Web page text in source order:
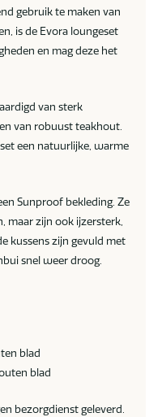
gebruik te maken van
is de Evora loungeset
en mag deze het
van sterk
van robuust teakhout.
een natuurlijke, warme
Sunproof bekleding. Ze
maar zijn ook ijzersterk,
kussens zijn gevuld met
snel weer droog.
blad
blad
bezorgdienst geleverd.